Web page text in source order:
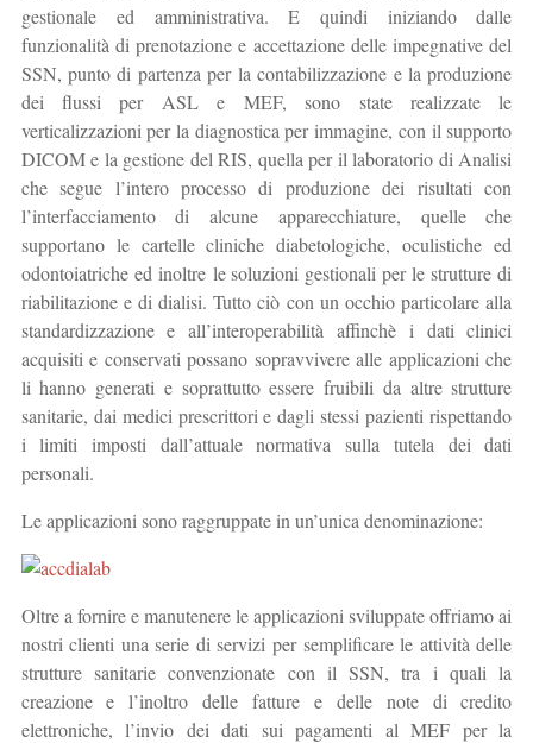
gestionale ed amministrativa. E quindi iniziando dalle
funzionalità di prenotazione e accettazione delle impegnative del
SSN, punto di partenza per la contabilizzazione e la produzione
dei flussi per ASL e MEF, sono state realizzate le
verticalizzazioni per la diagnostica per immagine, con il supporto
DICOM e la gestione del RIS, quella per il laboratorio di Analisi
che segue l’intero processo di produzione dei risultati con
l’interfacciamento di alcune apparecchiature, quelle che
supportano le cartelle cliniche diabetologiche, oculistiche ed
odontoiatriche ed inoltre le soluzioni gestionali per le strutture di
riabilitazione e di dialisi. Tutto ciò con un occhio particolare alla
standardizzazione e all’interoperabilità affinchè i dati clinici
acquisiti e conservati possano sopravvivere alle applicazioni che
li hanno generati e soprattutto essere fruibili da altre strutture
sanitarie, dai medici prescrittori e dagli stessi pazienti rispettando
i limiti imposti dall’attuale normativa sulla tutela dei dati
personali.
Le applicazioni sono raggruppate in un’unica denominazione:
Oltre a fornire e manutenere le applicazioni sviluppate offriamo ai
nostri clienti una serie di servizi per semplificare le attività delle
strutture sanitarie convenzionate con il SSN, tra i quali la
creazione e l’inoltro delle fatture e delle note di credito
elettroniche, l’invio dei dati sui pagamenti al MEF per la